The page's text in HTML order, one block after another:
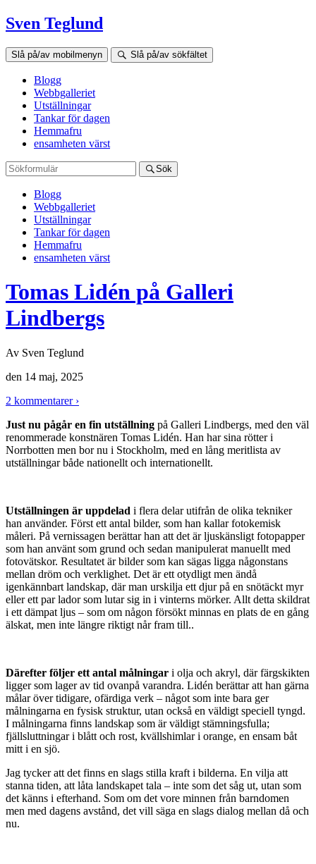
Sven Teglund
Slå på/av mobilmenyn Slå på/av sökfältet
Blogg
Webbgalleriet
Utställningar
Tankar för dagen
Hemmafru
ensamheten värst
Sök
Blogg
Webbgalleriet
Utställningar
Tankar för dagen
Hemmafru
ensamheten värst
Tomas Lidén på Galleri
Lindbergs
Av Sven Teglund
den 14 maj, 2025
2 kommentarer ›
Just nu pågår en fin utställning på Galleri Lindbergs, med den väl
renommerade konstnären Tomas Lidén. Han har sina rötter i
Norrbotten men bor nu i Stockholm, med en lång meritlista av
utställningar både nationellt och internationellt.
Utställningen är uppdelad i flera delar utifrån de olika tekniker
han använder. Först ett antal bilder, som han kallar fotokemisk
måleri. På vernissagen berättar han att det är ljuskänsligt fotopapper
som han använt som grund och sedan manipulerat manuellt med
fotovätskor. Resultatet är bilder som kan sägas ligga någonstans
mellan dröm och verklighet. Det är ett otydligt men ändå
igenkännbart landskap, där man urskilja ett djur på en snötäckt myr
eller ett par lador som lutar sig in i vinterns mörker. Allt detta skildrat
i ett dämpat ljus – som om någon försökt minnas en plats de en gång
älskat, men inte längre riktigt når fram till..
Därefter följer ett antal målningar i olja och akryl, där färgskikten
ligger som lager av tid ovanpå varandra. Lidén berättar att han gärna
målar över tidigare, ofärdiga verk – något som inte bara ger
målningarna en fysisk struktur, utan också en väldigt speciell tyngd.
I målningarna finns landskap som är väldigt stämningsfulla;
fjällsluttningar i blått och rost, kvällshimlar i orange, en ensam båt
mitt i en sjö.
Jag tycker att det finns en slags stilla kraft i bilderna. En vilja att
stanna tiden, att låta landskapet tala – inte som det såg ut, utan som
det känns i efterhand. Som om det vore minnen från barndomen
men med dagens avstånd, det vill säga en slags dialog mellan då och
nu.